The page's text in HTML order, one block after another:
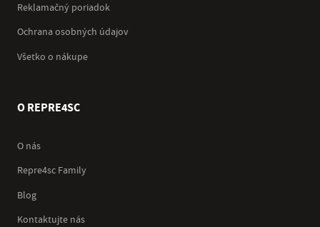
Reklamačný poriadok
Ochrana osobných údajov
Všetko o nákupe
O REPRE4SC
O nás
Repre4sc Family
Blog
Kontaktujte nás